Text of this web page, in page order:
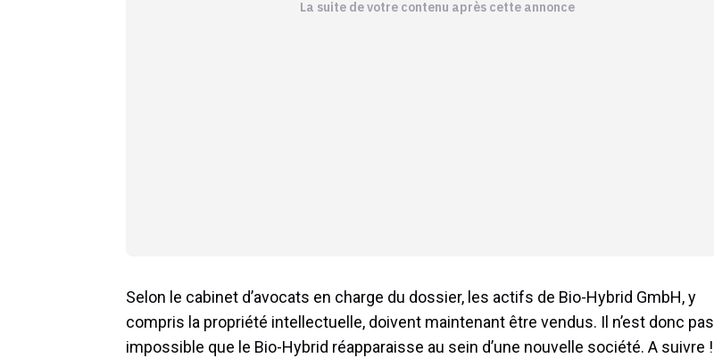
La suite de votre contenu après cette annonce
Selon le cabinet d’avocats en charge du dossier, les actifs de Bio-Hybrid GmbH, y
compris la propriété intellectuelle, doivent maintenant être vendus. Il n’est donc pas
impossible que le Bio-Hybrid réapparaisse au sein d’une nouvelle société. A suivre !